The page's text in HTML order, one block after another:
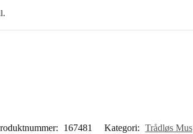
167481 Kategori: Trådløs Mus